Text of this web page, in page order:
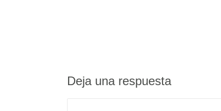
Deja una respuesta